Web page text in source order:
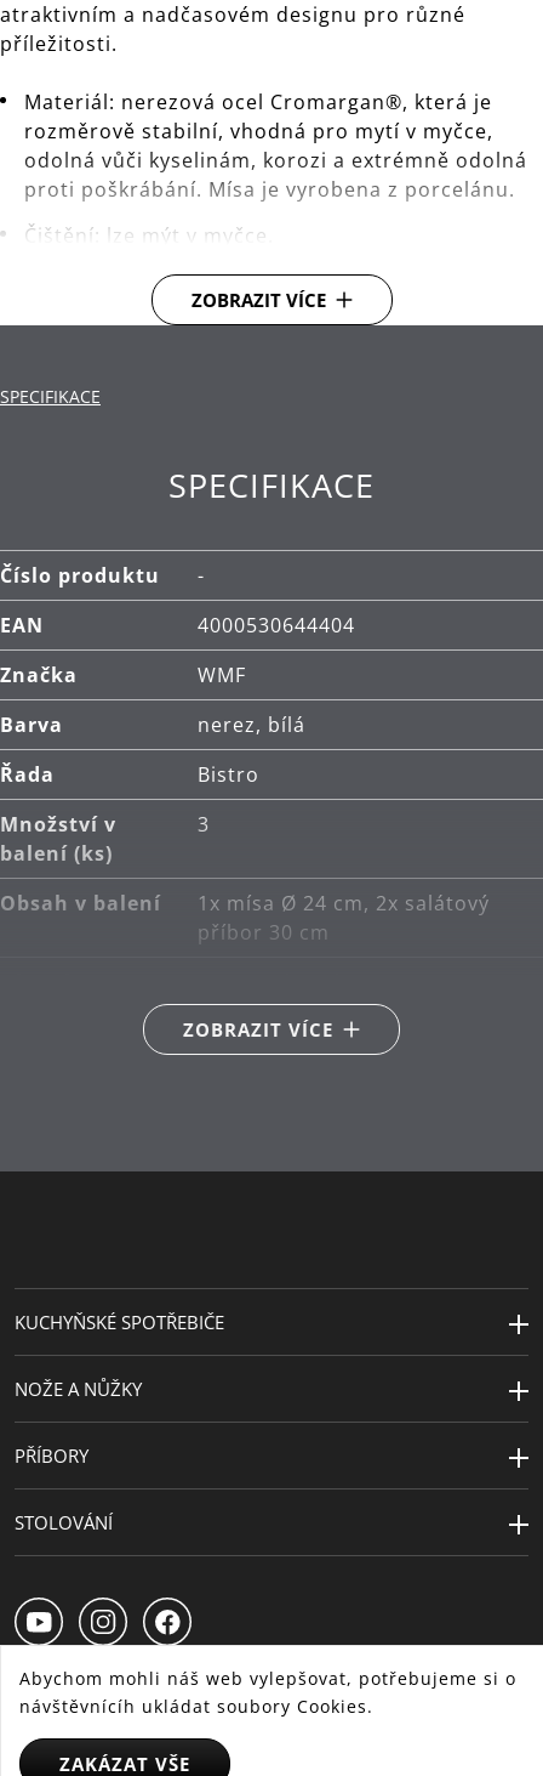
atraktivním a nadčasovém designu pro různé
příležitosti.
Materiál: nerezová ocel Cromargan®, která je
rozměrově stabilní, vhodná pro mytí v myčce,
odolná vůči kyselinám, korozi a extrémně odolná
proti poškrábání. Mísa je vyrobena z porcelánu.
Čištění: lze mýt v myčce.
ZOBRAZIT VÍCE
SPECIFIKACE
SPECIFIKACE
Číslo produktu
-
EAN
4000530644404
Značka
WMF
Barva
nerez, bílá
Řada
Bistro
Množství v
balení (ks)
3
Obsah v balení
1x mísa Ø 24 cm, 2x salátový
příbor 30 cm
18/10
Péče o výrobky
lze mýt v myčce
Sekundární
porcelán
Výška (cm)
ZOBRAZIT VÍCE
KUCHYŇSKÉ SPOTŘEBIČE
NOŽE A NŮŽKY
PŘÍBORY
STOLOVÁNÍ
CS SK HU
Abychom mohli náš web vylepšovat, potřebujeme si o
návštěvnícíh ukládat soubory Cookies.
ZAKÁZAT VŠE